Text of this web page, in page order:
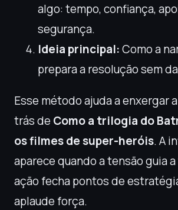
algo: tempo, confiança,
segurança.
Ideia principal:Como a
prepara a resolução sem
Esse método ajuda a enxergar
trás de Como a trilogia do
os filmes de super-heróis. A
aparece quando a tensão guia
ação fecha pontos de
aplaude força.